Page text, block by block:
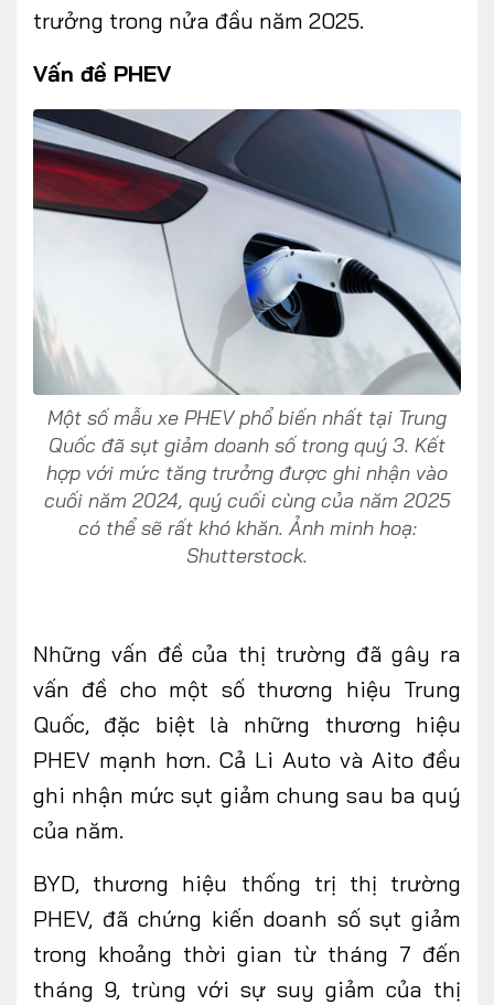
trưởng trong nửa đầu năm 2025.
Vấn đề PHEV
Một số mẫu xe PHEV phổ biến nhất tại Trung
Quốc đã sụt giảm doanh số trong quý 3. Kết
hợp với mức tăng trưởng được ghi nhận vào
cuối năm 2024, quý cuối cùng của năm 2025
có thể sẽ rất khó khăn. Ảnh minh hoạ:
Shutterstock.
Những vấn đề của thị trường đã gây ra
vấn đề cho một số thương hiệu Trung
Quốc, đặc biệt là những thương hiệu
PHEV mạnh hơn. Cả Li Auto và Aito đều
ghi nhận mức sụt giảm chung sau ba quý
của năm.
BYD, thương hiệu thống trị thị trường
PHEV, đã chứng kiến doanh số sụt giảm
trong khoảng thời gian từ tháng 7 đến
tháng 9, trùng với sự suy giảm của thị